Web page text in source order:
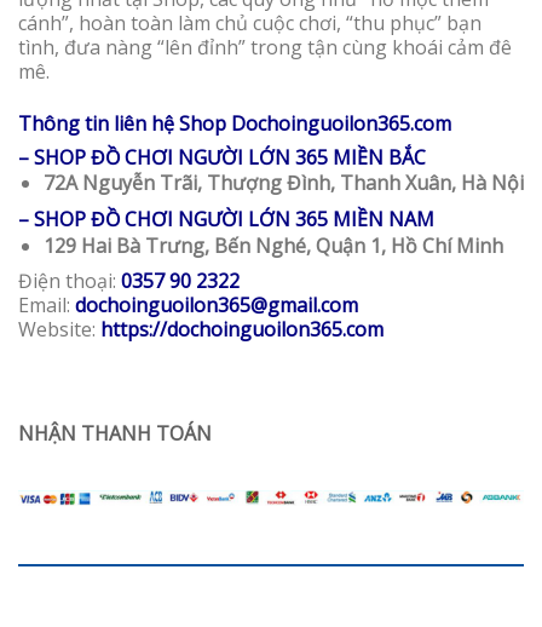
cánh”, hoàn toàn làm chủ cuộc chơi, “thu phục” bạn
tình, đưa nàng “lên đỉnh” trong tận cùng khoái cảm đê
mê.
Thông tin liên hệ Shop Dochoinguoilon365.com
– SHOP ĐỒ CHƠI NGƯỜI LỚN 365 MIỀN BẮC
72A Nguyễn Trãi, Thượng Đình, Thanh Xuân, Hà Nội
– SHOP ĐỒ CHƠI NGƯỜI LỚN 365 MIỀN NAM
129 Hai Bà Trưng, Bến Nghé, Quận 1, Hồ Chí Minh
Điện thoại: 0357 90 2322
Email: dochoinguoilon365@gmail.com
Website: https://dochoinguoilon365.com
NHẬN THANH TOÁN